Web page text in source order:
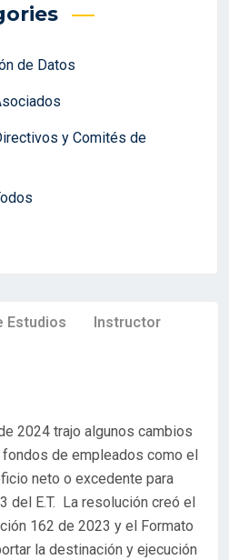
Estudios Instructor
2024 trajo algunos cambios
de empleados como el
neto o excedente para
del E.T. La resolución creó el
162 de 2023 y el Formato
la destinación y ejecución
de Datos
y Comités de